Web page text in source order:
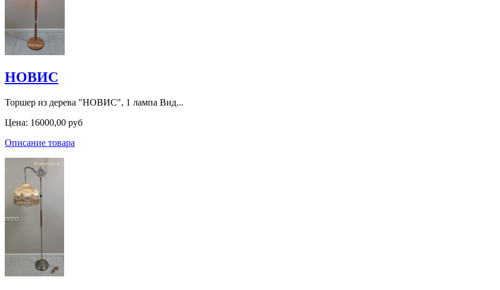
НОВИС
Торшер из дерева "НОВИС", 1 лампа Вид...
Цена: 16000,00 руб
Описание товара